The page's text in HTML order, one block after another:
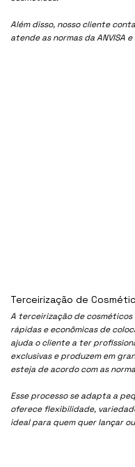
Além disso, nosso cliente
atende as normas da ANVISA
A terceirização de cosméticos
rápidas e econômicas de
ajuda o cliente a ter
exclusivas e produzem em
esteja de acordo com as
Esse processo se adapta a
oferece flexibilidade,
ideal para quem quer lançar
Terceirização de